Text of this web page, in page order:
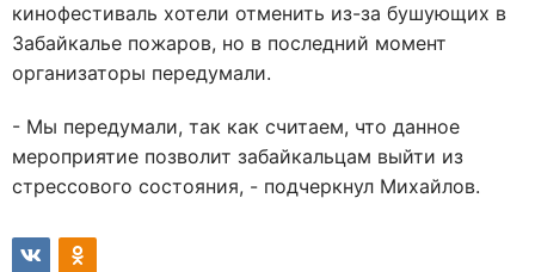
кинофестиваль хотели отменить из-за бушующих в
Забайкалье пожаров, но в последний момент
организаторы передумали.
- Мы передумали, так как считаем, что данное
мероприятие позволит забайкальцам выйти из
стрессового состояния, - подчеркнул Михайлов.